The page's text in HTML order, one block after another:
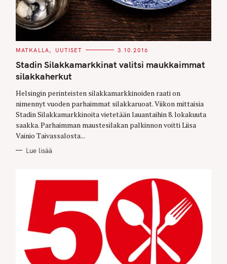
C
T
E
G
O
I
E
S
MATKALLA UUTISET 3.10.2016
Stadin Silakkamarkkinat valitsi maukkaimmat
silakkaherkut
Helsingin perinteisten silakkamarkkinoiden raati on
nimennyt vuoden parhaimmat silakkaruoat. Viikon mittaisia
Stadin Silakkamarkkinoita vietetään lauantaihin 8. lokakuuta
saakka. Parhaimman maustesilakan palkinnon voitti Liisa
Vainio Taivassalosta...
Lue lisää